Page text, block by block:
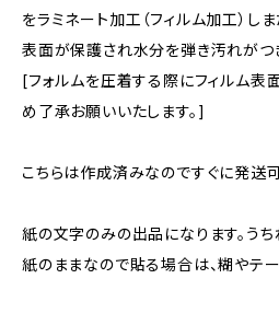
をラミネート加工（フィルム加工）しま
表面が保護され水分を弾き汚れがつき
[フォルムを圧着する際にフィルム表
め了承お願いいたします。]
こちらは作成済みなのですぐに発送
紙の文字のみの出品になります。う
紙のままなので貼る場合は、糊やテー